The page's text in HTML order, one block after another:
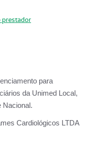
prestador
para
da Unimed Local,
Nacional.
Cardiológicos LTDA